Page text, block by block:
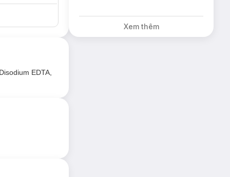
EDTA,
Xem thêm